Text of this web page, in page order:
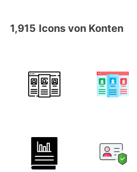
1,915 Icons von Konten